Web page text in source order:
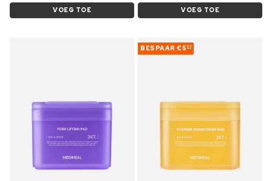
VOEG TOE VOEG TOE
BESPAAR €5 23